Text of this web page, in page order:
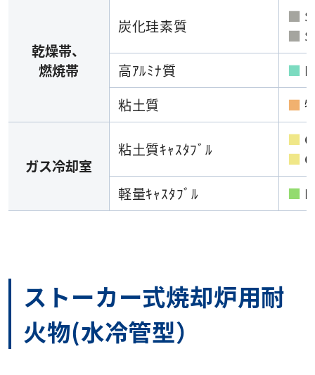
乾燥帯、
燃焼帯
炭化珪素質 ■
■
高ｱﾙﾐﾅ質
■
粘土質
■
ガス冷却室
粘土質ｷｬｽﾀﾌﾞﾙ ■
■
軽量ｷｬｽﾀﾌﾞﾙ
■
ストーカー式焼却炉用耐
火物(水冷管型）